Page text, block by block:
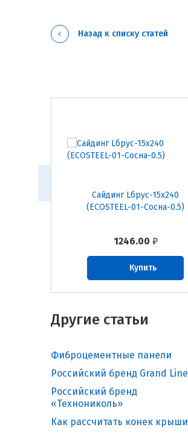
Назад к списку статей
1246.00 ₽
Сайдинг Lбрус-15х240
(ECOSTEEL-01-Сосна-0.5)
Купить
Другие статьи
Фиброцементные панели
Российский бренд Grand Line
Российский бренд
«Технониколь»
Как рассчитать конек крыши